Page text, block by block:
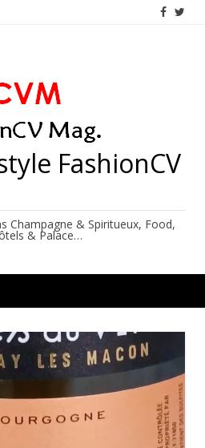
FashionCV
Champagne & Spiritueux, Food,
& Palace…